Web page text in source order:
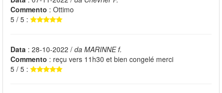
Commento : Ottimo
5 / 5 :
Data : 28-10-2022 / da MARINNE f.
Commento : reçu vers 11h30 et bien congelé merci
5 / 5 :